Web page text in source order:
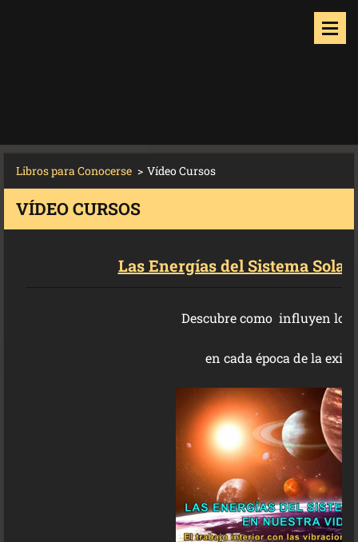
Libros para Conocerse > Vídeo Cursos
VÍDEO CURSOS
Las Energías del Sistema Solar
Descubre como influyen los
en cada época de la